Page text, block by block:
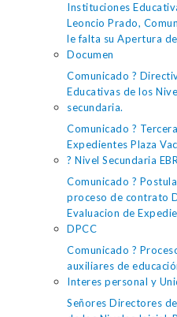
Instituciones
Leoncio Prado,
le falta su Apertura
Documen
Comunicado ?
Educativas de los
secundaria.
Comunicado ?
Expedientes Plaza
? Nivel Secundaria EBR
Comunicado ?
proceso de contrato
Evaluacion de
DPCC
Comunicado ?
auxiliares de
Interes personal y
Señores Directores